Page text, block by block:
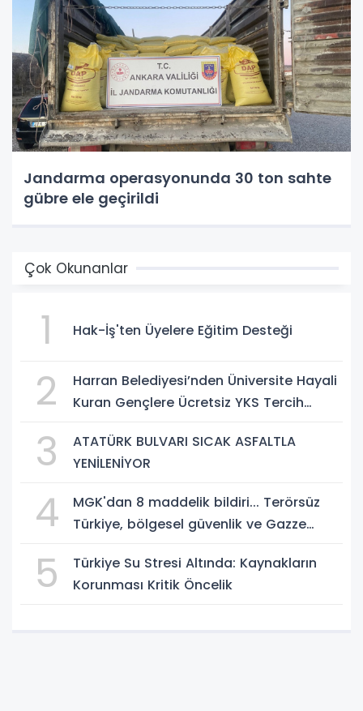
Jandarma operasyonunda 30 ton sahte
gübre ele geçirildi
Çok Okunanlar
1 Hak-İş'ten Üyelere Eğitim Desteği
2
Harran Belediyesi’nden Üniversite Hayali
Kuran Gençlere Ücretsiz YKS Tercih
3
ATATÜRK BULVARI SICAK ASFALTLA
YENİLENİYOR
4
MGK'dan 8 maddelik bildiri... Terörsüz
Türkiye, bölgesel güvenlik ve Gazze
5
Türkiye Su Stresi Altında: Kaynakların
Korunması Kritik Öncelik